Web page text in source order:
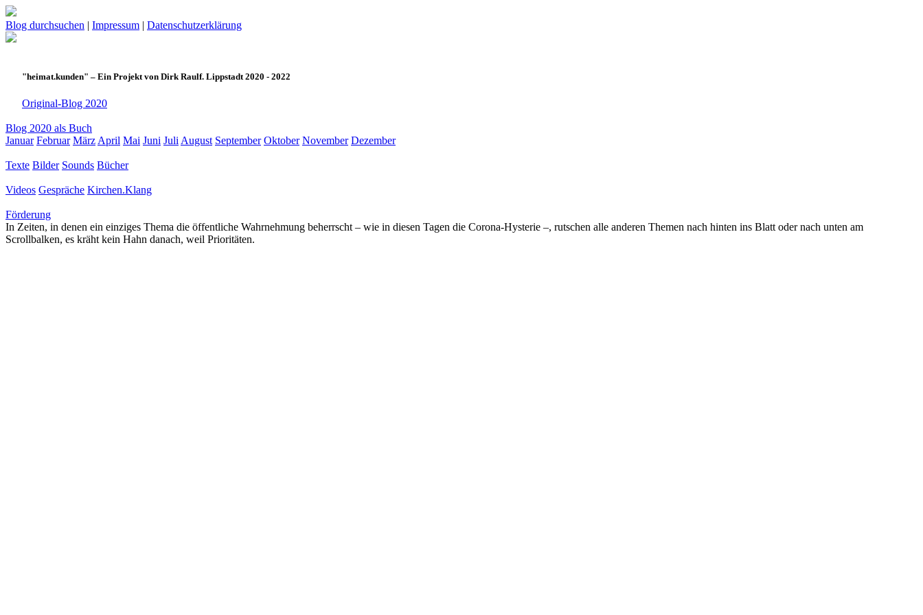
Blog durchsuchen | Impressum | Datenschutzerklärung
"heimat.kunden" – Ein Projekt von Dirk Raulf. Lippstadt 2020 - 2022
Original-Blog 2020
Blog 2020 als Buch
Januar Februar März April Mai Juni Juli August September Oktober November Dezember
Texte Bilder Sounds Bücher
Videos Gespräche Kirchen.Klang
Förderung
In Zeiten, in denen ein einziges Thema die öffentliche Wahrnehmung beherrscht – wie in diesen Tagen die Corona-Hysterie –, rutschen alle anderen Themen nach hinten ins Blatt oder nach unten am
Scrollbalken, es kräht kein Hahn danach, weil Prioritäten.